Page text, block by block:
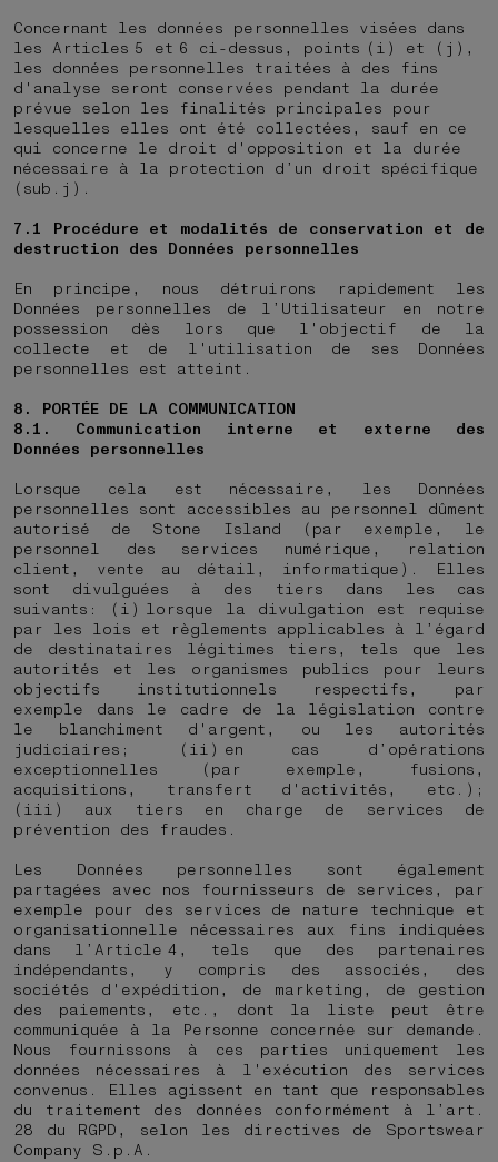
Concernant les données personnelles visées dans
les Articles 5 et 6 ci-dessus, points (i) et (j),
les données personnelles traitées à des fins
d'analyse seront conservées pendant la durée
prévue selon les finalités principales pour
lesquelles elles ont été collectées, sauf en ce
qui concerne le droit d'opposition et la durée
nécessaire à la protection d’un droit spécifique
(sub.j).
7.1
Procédure et modalités de conservation et de
destruction des Données personnelles
En principe, nous détruirons rapidement les
Données personnelles de l’Utilisateur en notre
possession dès lors que l'objectif de la
collecte et de l'utilisation de ses Données
personnelles est atteint.
8. PORTÉE DE LA COMMUNICATION
8.1. Communication interne et externe des
Données personnelles
Lorsque cela est nécessaire, les Données
personnelles sont accessibles au personnel dûment
autorisé de Stone Island (par exemple, le
personnel des services numérique, relation
client, vente au détail, informatique). Elles
sont divulguées à des tiers dans les cas
suivants: (i) lorsque la divulgation est requise
par les lois et règlements applicables à l’égard
de destinataires légitimes tiers, tels que les
autorités et les organismes publics pour leurs
objectifs institutionnels respectifs, par
exemple dans le cadre de la législation contre
le blanchiment d'argent, ou les autorités
judiciaires; (ii) en cas d’opérations
exceptionnelles (par exemple, fusions,
acquisitions, transfert d'activités, etc.);
(iii) aux tiers en charge de services de
prévention des fraudes.
Les Données personnelles sont également
partagées avec nos fournisseurs de services, par
exemple pour des services de nature technique et
organisationnelle nécessaires aux fins indiquées
dans l’Article 4, tels que des partenaires
indépendants, y compris des associés, des
sociétés d'expédition, de marketing, de gestion
des paiements, etc., dont la liste peut être
communiquée à la Personne concernée sur demande.
Nous fournissons à ces parties uniquement les
données nécessaires à l'exécution des services
convenus. Elles agissent en tant que responsables
du traitement des données conformément à l’art.
28 du RGPD, selon les directives de Sportswear
Company S.p.A.